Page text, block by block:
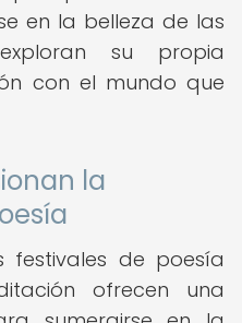
en la belleza de las
su propia
con el mundo que
la
festivales de poesía
ofrecen una